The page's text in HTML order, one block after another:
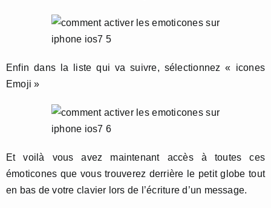
Enfin dans la liste qui va suivre, sélectionnez « icones
Emoji »
Et voilà vous avez maintenant accès à toutes ces
émoticones que vous trouverez derrière le petit globe tout
en bas de votre clavier lors de l’écriture d’un message.